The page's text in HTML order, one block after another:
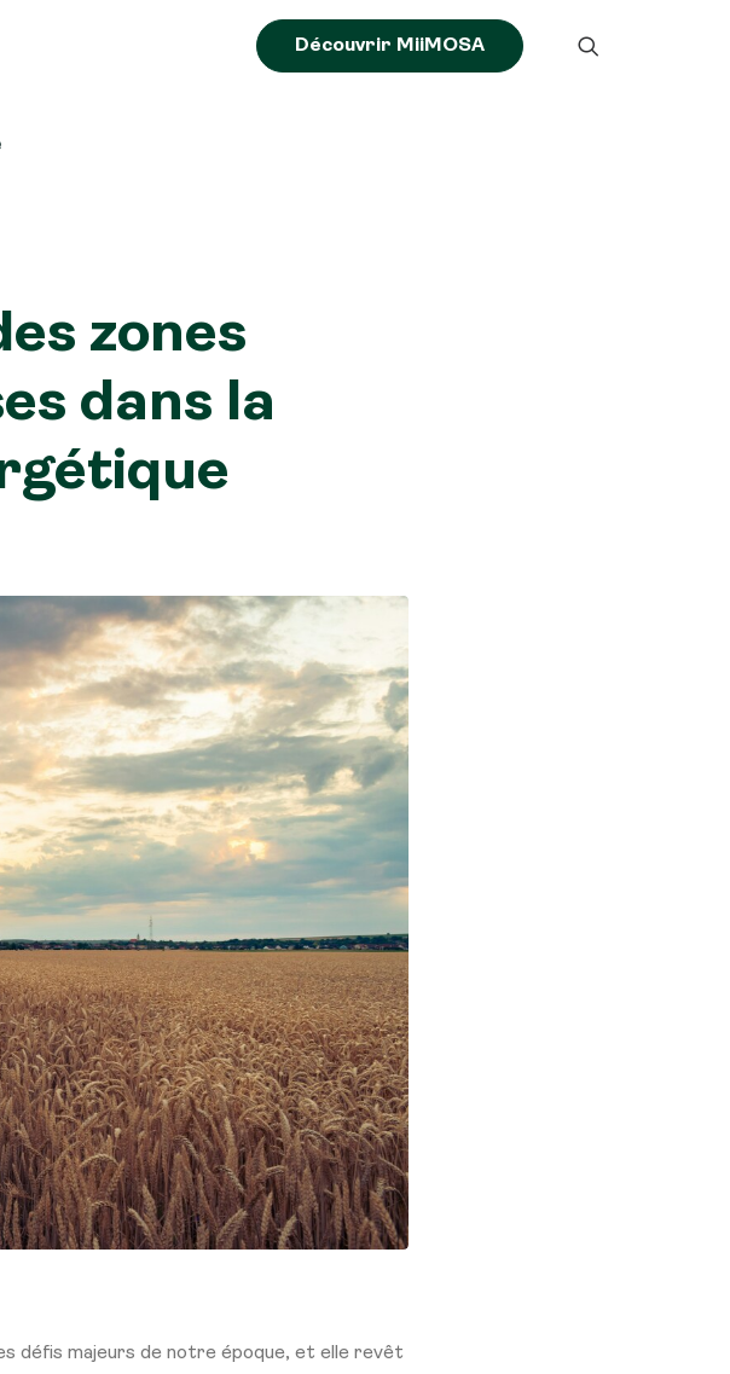
Découvrir MiiMOSA
zones
dans la
défis majeurs de notre époque, et elle revêt